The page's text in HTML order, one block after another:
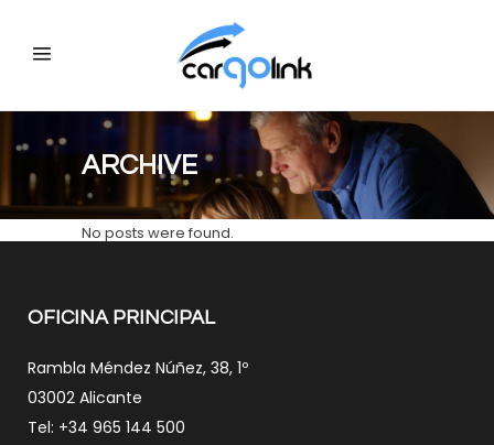
ARCHIVE
No posts were found.
OFICINA PRINCIPAL
Rambla Méndez Núñez, 38, 1º
03002 Alicante
Tel: +34 965 144 500